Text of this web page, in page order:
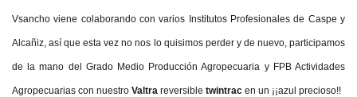
Vsancho viene colaborando con varios Institutos Profesionales de Caspe y
Alcañiz, así que esta vez no nos lo quisimos perder y de nuevo, participamos
de la mano del Grado Medio Producción Agropecuaria y FPB Actividades
Agropecuarias con nuestro Valtra reversible twintrac en un ¡¡azul precioso!!